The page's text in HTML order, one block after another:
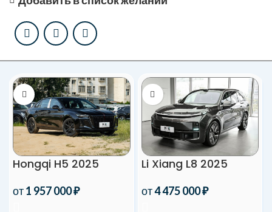
Hongqi H5 2025
от1 957 000₽
Li Xiang L8 2025
от4 475 000₽